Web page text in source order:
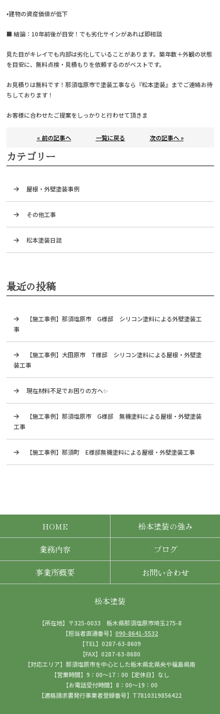
•建物の資産価値が低下
■ 結論：10年前後が目安！でも劣化サインがあれば即相談
見た目がキレイでも内部は劣化していることがあります。築年数＋外観の状態
を目安に、無料点検・見積もりを依頼するのがベストです。
お見積りは無料です！那須塩原市で塗装工事なら『松本塗装』までご連絡お待
ちしております！
お客様に合わせたご提案をしっかりと行わせて頂きま
« 前の記事へ 一覧に戻る 次の記事へ »
カテゴリー
屋根・外壁塗装事例
その他工事
松本塗装日誌
最近の投稿
【施工事例】那須塩原市 G様邸 シリコン塗料による外壁塗装工
事
【施工事例】大田原市 T様邸 シリコン塗料による屋根・外壁塗
装工事
現在材料不足でお困りの方へ✨
【施工事例】那須塩原市 G様邸 無機塗料による屋根・外壁塗装
工事
【施工事例】那須町 E様邸無機塗料による屋根・外壁塗装工事
HOME
松本塗装の強み
業務内容
ブログ
事業所概要
お問い合わせ
松本塗装
【所在地】〒325-0033 栃木県那須塩原市埼玉275-8
【担当者直通番号】 090-8641-5532
【TEL】0287-63-8609
【FAX】0287-63-8680
【対応エリア】那須塩原市を中心とした栃木県北県央や福島県南
【営業時間】9：00～17：00【定休日】なし
【お電話受付時間】8：00～19：00
【適格請求書発行事業者登録番号】T7810319856422